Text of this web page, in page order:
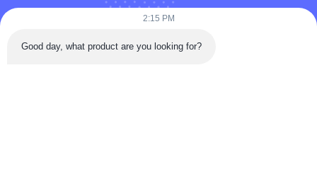
Tél: 86-180-5882-0351
2:15 PM
Good day, what product are you looking for?